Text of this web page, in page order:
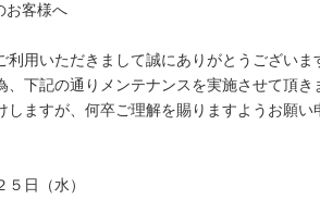
お客様へ
利用いただきまして誠にありがとうございま
、下記の通りメンテナンスを実施させて頂き
しますが、何卒ご理解を賜りますようお願い
日（水）